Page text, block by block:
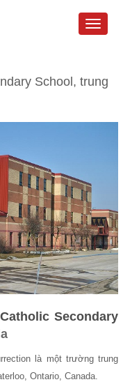
Toggle
School, trung
Secondary
là một trường trung
Ontario, Canada.